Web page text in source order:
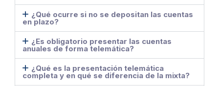
¿Qué ocurre si no se depositan las cuentas
en plazo?
¿Es obligatorio presentar las cuentas
anuales de forma telemática?
¿Qué es la presentación telemática
completa y en qué se diferencia de la mixta?